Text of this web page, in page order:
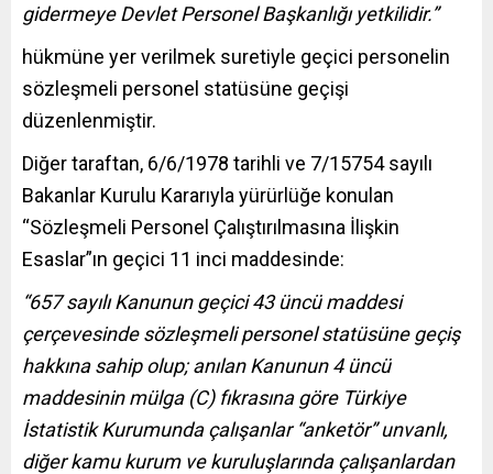
gidermeye Devlet Personel Başkanlığı yetkilidir.”
hükmüne yer verilmek suretiyle geçici personelin
sözleşmeli personel statüsüne geçişi
düzenlenmiştir.
Diğer taraftan, 6/6/1978 tarihli ve 7/15754 sayılı
Bakanlar Kurulu Kararıyla yürürlüğe konulan
“Sözleşmeli Personel Çalıştırılmasına İlişkin
Esaslar”ın geçici 11 inci maddesinde:
“657 sayılı Kanunun geçici 43 üncü maddesi
çerçevesinde sözleşmeli personel statüsüne geçiş
hakkına sahip olup; anılan Kanunun 4 üncü
maddesinin mülga (C) fıkrasına göre Türkiye
İstatistik Kurumunda çalışanlar “anketör” unvanlı,
diğer kamu kurum ve kuruluşlarında çalışanlardan